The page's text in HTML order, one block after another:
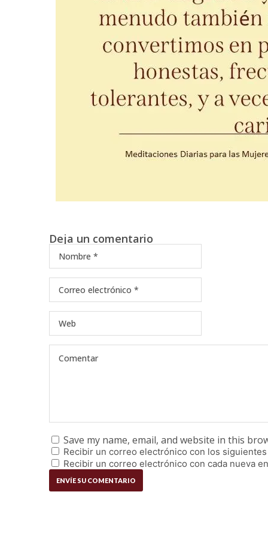
Deja un comentario
Save my name, email, and website in this
Recibir un correo electrónico con los
Recibir un correo electrónico con cada nueva